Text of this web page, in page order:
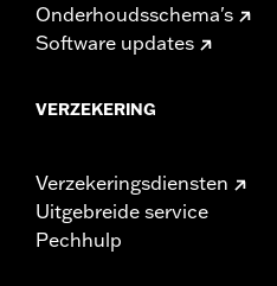
Onderhoudsschema's
Software updates
VERZEKERING
Verzekeringsdiensten
Uitgebreide service
Pechhulp